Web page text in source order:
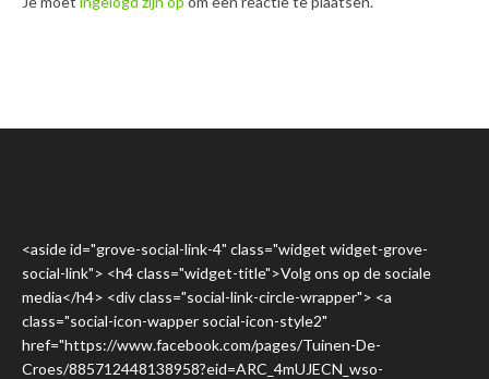
<aside id="grove-social-link-4" class="widget widget-grove-
social-link"> <h4 class="widget-title">Volg ons op de sociale
media</h4> <div class="social-link-circle-wrapper"> <a
class="social-icon-wapper social-icon-style2"
href="https://www.facebook.com/pages/Tuinen-De-
Croes/885712448138958?eid=ARC_4mUJECN_wso-